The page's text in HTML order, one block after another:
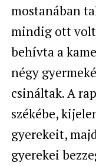
mostanában
mindig ott volt
behívta a
négy
csináltak. A
székébe,
gyerekeit,
gyerekei